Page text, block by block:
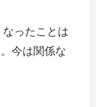
ったことは
今は関係な